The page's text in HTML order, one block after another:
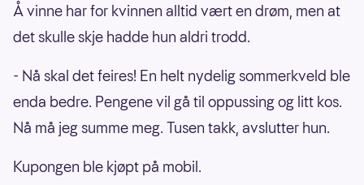
Å vinne har for kvinnen alltid vært en drøm, men at
det skulle skje hadde hun aldri trodd.
- Nå skal det feires! En helt nydelig sommerkveld ble
enda bedre. Pengene vil gå til oppussing og litt kos.
Nå må jeg summe meg. Tusen takk, avslutter hun.
Kupongen ble kjøpt på mobil.